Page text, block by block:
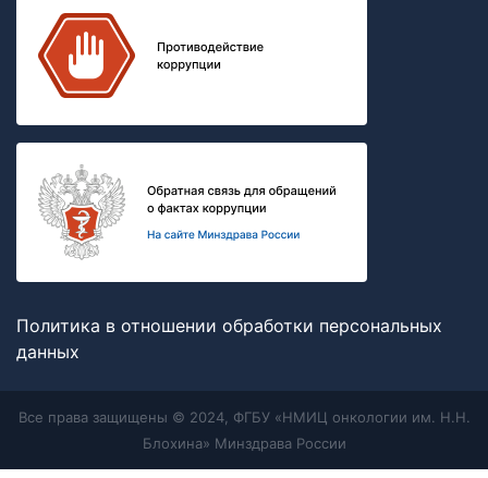
Политика в отношении обработки персональных
данных
Все права защищены © 2024, ФГБУ «НМИЦ онкологии им. Н.Н.
Блохина» Минздрава России